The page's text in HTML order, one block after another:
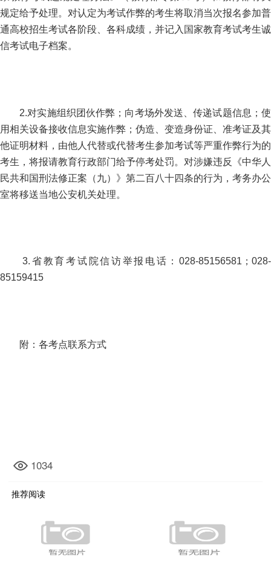
规定给予处理。对认定为考试作弊的考生将取消当次报名参加普
通高校招生考试各阶段、各科成绩，并记入国家教育考试考生诚
信考试电子档案。
2.对实施组织团伙作弊；向考场外发送、传递试题信息；使
用相关设备接收信息实施作弊；伪造、变造身份证、准考证及其
他证明材料，由他人代替或代替考生参加考试等严重作弊行为的
考生，将报请教育行政部门给予停考处罚。对涉嫌违反《中华人
民共和国刑法修正案（九）》第二百八十四条的行为，考务办公
室将移送当地公安机关处理。
3.省教育考试院信访举报电话：028-85156581；028-
85159415
附：各考点联系方式
1034
推荐阅读